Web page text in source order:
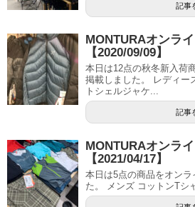
記事
MONTURAオンラ
【2020/09/09】
本日は12点の秋冬新入荷
掲載しました。 レディー
トシェルジャケ...
記事
MONTURAオンラ
【2021/04/17】
本日は5点の商品をオン
た。 メンズ コットンTシ